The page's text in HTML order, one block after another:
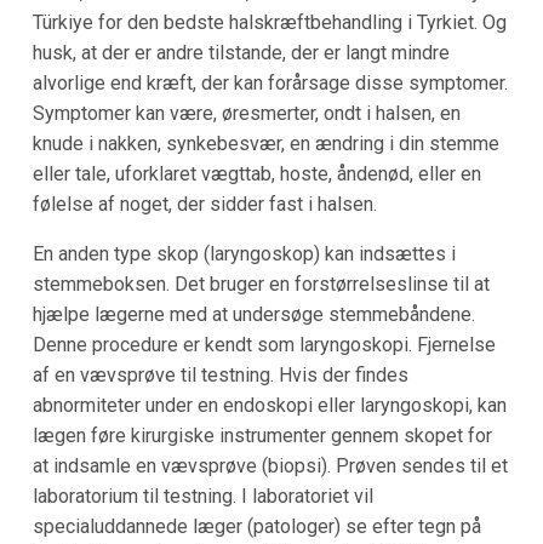
Türkiye for den bedste halskræftbehandling i Tyrkiet. Og
husk, at der er andre tilstande, der er langt mindre
alvorlige end kræft, der kan forårsage disse symptomer.
Symptomer kan være, øresmerter, ondt i halsen, en
knude i nakken, synkebesvær, en ændring i din stemme
eller tale, uforklaret vægttab, hoste, åndenød, eller en
følelse af noget, der sidder fast i halsen.
En anden type skop (laryngoskop) kan indsættes i
stemmeboksen. Det bruger en forstørrelseslinse til at
hjælpe lægerne med at undersøge stemmebåndene.
Denne procedure er kendt som laryngoskopi. Fjernelse
af en vævsprøve til testning. Hvis der findes
abnormiteter under en endoskopi eller laryngoskopi, kan
lægen føre kirurgiske instrumenter gennem skopet for
at indsamle en vævsprøve (biopsi). Prøven sendes til et
laboratorium til testning. I laboratoriet vil
specialuddannede læger (patologer) se efter tegn på